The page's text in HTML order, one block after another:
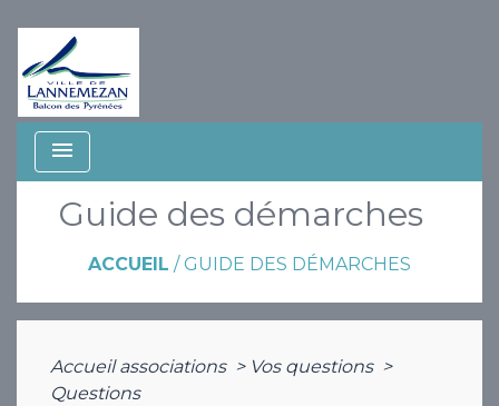
menu
Guide des démarches
ACCUEIL / GUIDE DES DÉMARCHES
Accueil associations > Vos questions >
Questions